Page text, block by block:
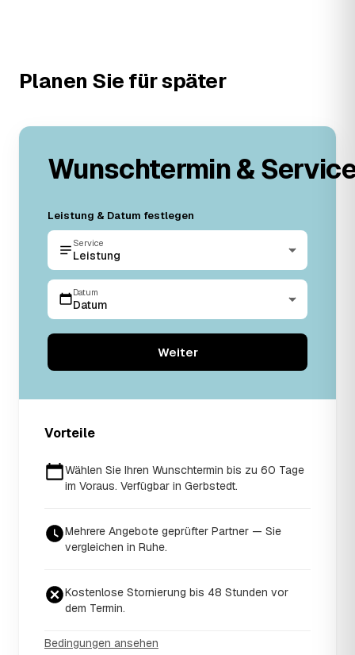
Planen Sie für später
Wunschtermin &
Leistung & Datum festlegen
Service
Leistung
Datum
Datum
Weiter
Vorteile
Wählen Sie Ihren Wunschtermin bis zu 60 Tage
im Voraus. Verfügbar in Gerbstedt.
Mehrere Angebote geprüfter Partner — Sie
vergleichen in Ruhe.
Kostenlose Stornierung bis 48 Stunden vor
dem Termin.
Bedingungen ansehen